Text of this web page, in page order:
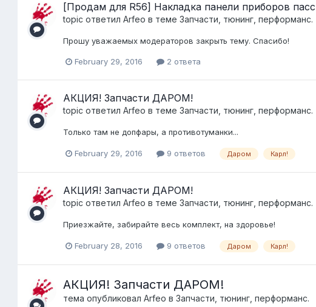
[Продам для R56] Накладка панели приборов
topic ответил Arfeo в теме Запчасти, тюнинг, перформанс.
Прошу уважаемых модераторов закрыть тему. Спасибо!
February 29, 2016 2 ответа
АКЦИЯ! Запчасти ДАРОМ!
topic ответил Arfeo в теме Запчасти, тюнинг, перформанс.
Только там не допфары, а противотуманки...
February 29, 2016 9 ответов Даром Карл!
АКЦИЯ! Запчасти ДАРОМ!
topic ответил Arfeo в теме Запчасти, тюнинг, перформанс.
Приезжайте, забирайте весь комплект, на здоровье!
February 28, 2016 9 ответов Даром Карл!
АКЦИЯ! Запчасти ДАРОМ!
тема опубликовал Arfeo в Запчасти, тюнинг, перформанс.